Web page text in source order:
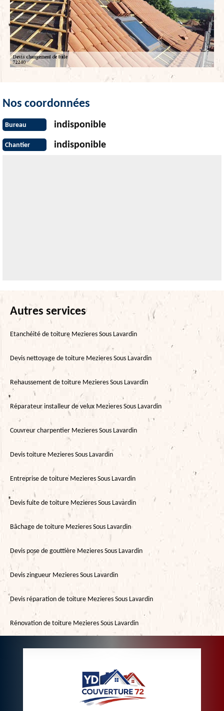
Nos coordonnées
Bureau indisponible
Chantier indisponible
Autres services
Etanchéité de toiture Mezieres Sous Lavardin
Devis nettoyage de toiture Mezieres Sous Lavardin
Rehaussement de toiture Mezieres Sous Lavardin
Réparateur installeur de velux Mezieres Sous Lavardin
Couvreur charpentier Mezieres Sous Lavardin
Devis toiture Mezieres Sous Lavardin
Entreprise de toiture Mezieres Sous Lavardin
Devis fuite de toiture Mezieres Sous Lavardin
Bâchage de toiture Mezieres Sous Lavardin
Devis pose de gouttière Mezieres Sous Lavardin
Devis zingueur Mezieres Sous Lavardin
Devis réparation de toiture Mezieres Sous Lavardin
Rénovation de toiture Mezieres Sous Lavardin